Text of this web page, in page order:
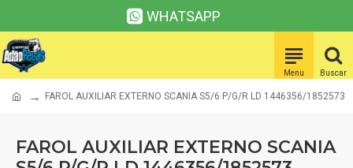
WHATSAPP
FAROL AUXILIAR EXTERNO SCANIA S5/6 P/G/R LD 1446356/1852573
FAROL AUXILIAR EXTERNO SCANIA